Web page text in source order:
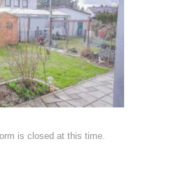
is closed at this time.